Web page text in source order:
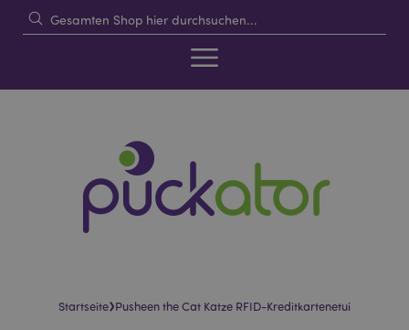
Startseite›Pusheen the Cat Katze RFID-Kreditkartenetui